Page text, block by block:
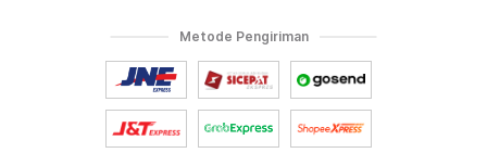
Metode Pengiriman